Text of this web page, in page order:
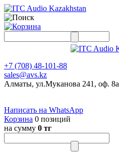
+7 (708) 48-101-88
sales@avs.kz
Алматы, ул.Муканова 241, оф. 8а
Написать на WhatsApp
Корзина 0 позиций
на сумму 0 тг